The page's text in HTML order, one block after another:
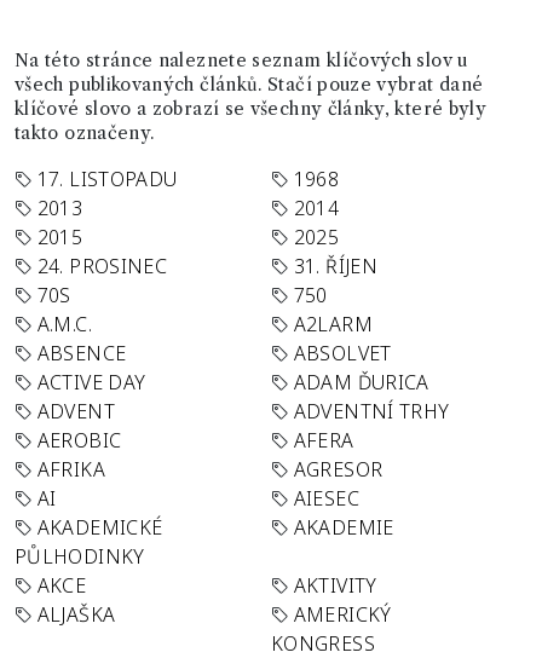
Na této stránce naleznete seznam klíčových slov u
všech publikovaných článků. Stačí pouze vybrat dané
klíčové slovo a zobrazí se všechny články, které byly
takto označeny.
17. LISTOPADU
1968
2013
2014
2015
2025
24. PROSINEC
31. ŘÍJEN
70S
750
A.M.C.
A2LARM
ABSENCE
ABSOLVET
ACTIVE DAY
ADAM ĎURICA
ADVENT
ADVENTNÍ TRHY
AEROBIC
AFERA
AFRIKA
AGRESOR
AI
AIESEC
AKADEMICKÉ
PŮLHODINKY
AKADEMIE
AKCE
AKTIVITY
ALJAŠKA
AMERICKÝ
KONGRESS